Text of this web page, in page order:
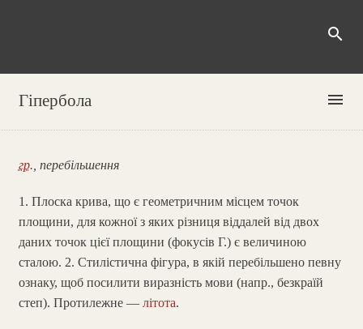
search
Гіпербола menu
гр. , перебільшення
1. Плоска крива, що є геометричним місцем точок
площини, для кожної з яких різниця віддалей від двох
даних точок цієї площини (фокусів Г.) є величиною
сталою. 2. Стилістична фігура, в якій перебільшено певну
ознаку, щоб посилити виразність мови (напр., безкраїй
степ). Протилежне — літота.